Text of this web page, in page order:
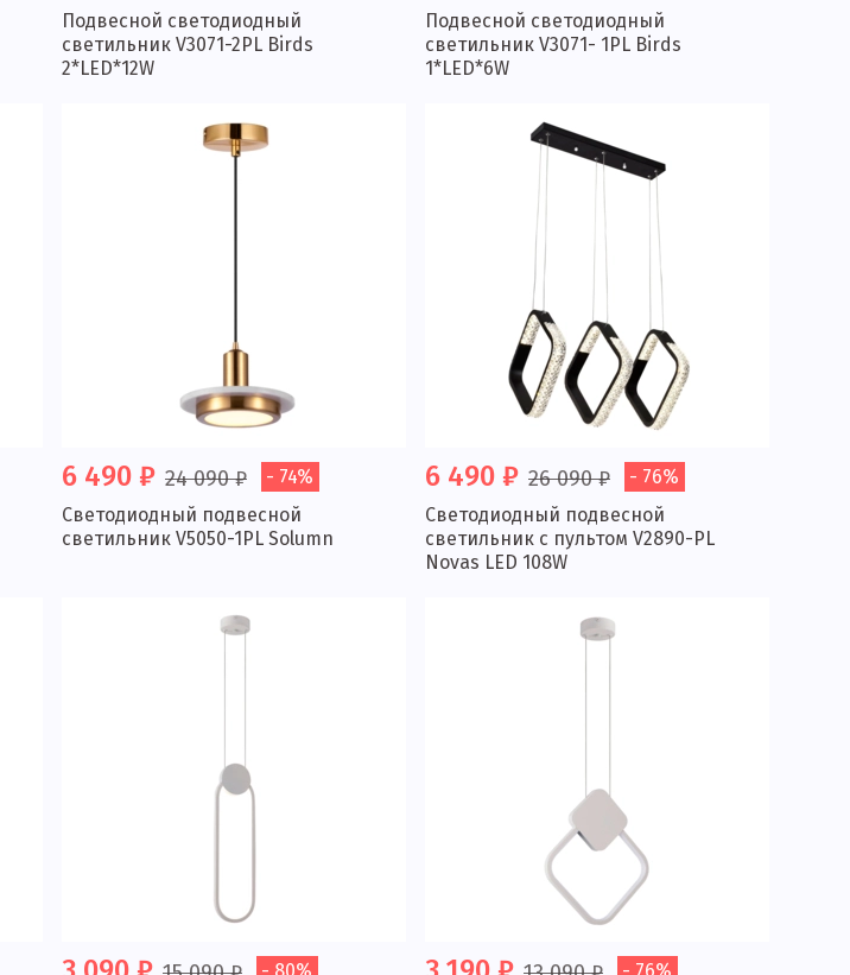
Подвесной светодиодный
светильник V3071-2PL Birds
2*LED*12W
Подвесной светодиодный
светильник V3071- 1PL Birds
1*LED*6W
6 490 ₽ 24 090 ₽
- 74%
Светодиодный подвесной
светильник V5050-1PL Solumn
6 490 ₽ 26 090 ₽
- 76%
Светодиодный подвесной
светильник с пультом V2890-PL
Novas LED 108W